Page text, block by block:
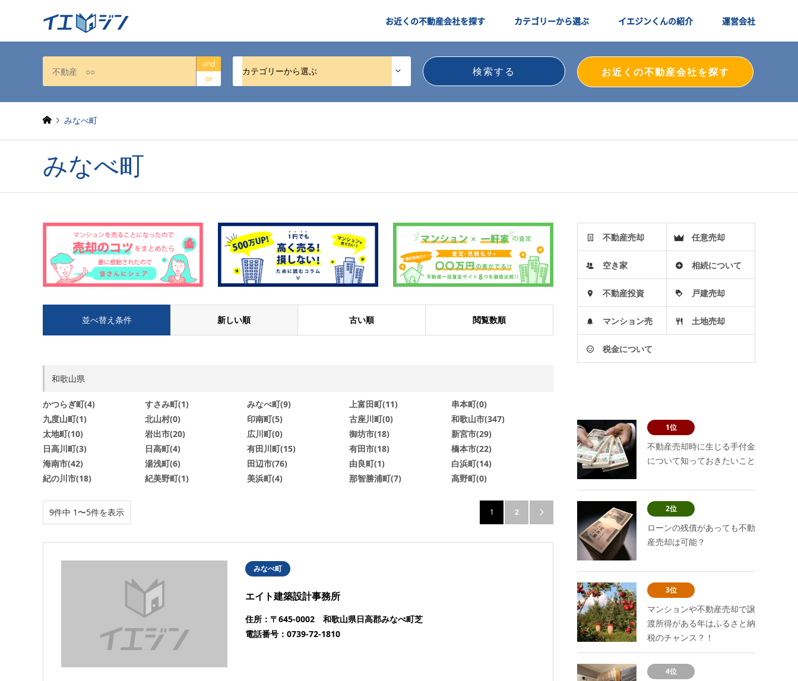
お近くの不動産会社を探す カテゴリーから選ぶ イエジンくんの紹介 運営会社
and
or
カテゴリーから選ぶ お近くの不動産会社を探す
みなべ町
みなべ町
並べ替え条件 新しい順 古い順 閲覧数順
和歌山県
かつらぎ町(4) すさみ町(1) みなべ町(9) 上富田町(11)
串本町(0)
九度山町(1)
北山村(0) 印南町(5) 古座川町(0)
和歌山市(347)
太地町(10)
岩出市(20) 広川町(0) 御坊市(18)
新宮市(29)
日高川町(3)
日高町(4) 有田川町(15) 有田市(18)
橋本市(22)
海南市(42)
湯浅町(6) 田辺市(76) 由良町(1)
白浜町(14)
紀の川市(18)
紀美野町(1) 美浜町(4) 那智勝浦町(7) 高野町(0)
9件中 1〜5件を表示 1 2 
みなべ町
エイト建築設計事務所
住所：〒645-0002 和歌山県日高郡みなべ町芝
電話番号：0739-72-1810
不動産売却 任意売却
空き家 相続について
不動産投資 戸建売却
マンション売
却
土地売却
税金について
1位
不動産売却時に生じる手付金
について知っておきたいこと
2位
ローンの残債があっても不動
産売却は可能？
3位
マンションや不動産売却で譲
渡所得がある年はふるさと納
税のチャンス？！
4位